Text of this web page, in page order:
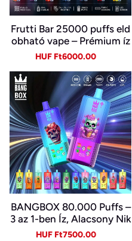
Frutti Bar 25000 puffs eld
obható vape – Prémium íz
és sima gőz
Sale
HUF Ft6000.00
BANGBOX 80.000 Puffs –
3 az 1-ben Íz, Alacsony Nik
otin, Eredeti Újratölthető
Sale
HUF Ft7500.00